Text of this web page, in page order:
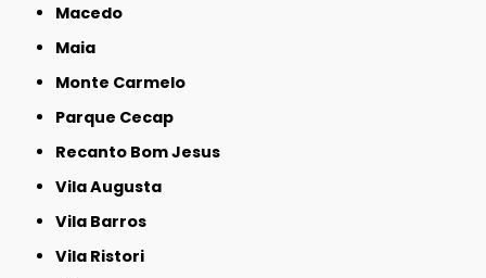
Macedo
Maia
Monte Carmelo
Parque Cecap
Recanto Bom Jesus
Vila Augusta
Vila Barros
Vila Ristori